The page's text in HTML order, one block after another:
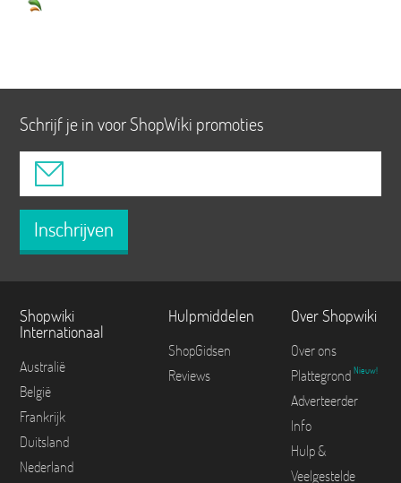
Schrijf je in voor ShopWiki promoties
Inschrijven
Shopwiki
Internationaal
Australië
België
Frankrijk
Duitsland
Nederland
Hulpmiddelen
ShopGidsen
Reviews
Over Shopwiki
Over ons
Plattegrond Nieuw!
Adverteerder
Info
Hulp &
Veelgestelde